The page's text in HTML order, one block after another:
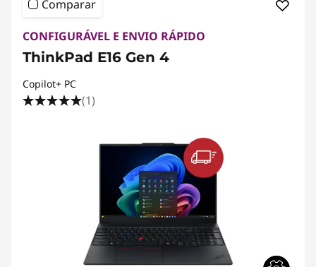
Comparar
CONFIGURÁVEL E ENVIO RÁPIDO
ThinkPad E16 Gen 4
Copilot+ PC
(1)